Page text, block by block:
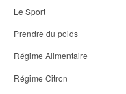
Le Sport
Prendre du poids
Régime Alimentaire
Régime Citron